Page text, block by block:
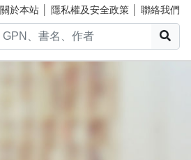
關於本站 隱私權及安全政策 聯絡我們